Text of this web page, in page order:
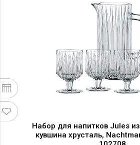
Набор для напитков Jules
кувшина хрусталь,